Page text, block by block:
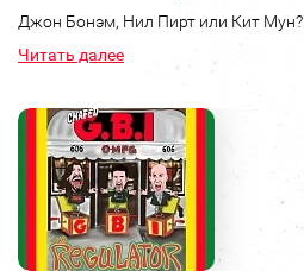
Джон Бонэм, Нил Пирт или Кит Мун?
Читать далее